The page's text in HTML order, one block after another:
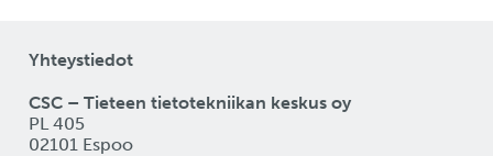
OAuth2-välityspalvelin
Yhteystiedot
CSC – Tieteen tietotekniikan keskus oy
PL 405
02101 Espoo